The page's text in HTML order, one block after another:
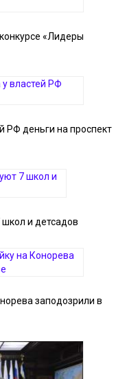
«Лидеры
РФ деньги на проспект
и детсадов
заподозрили в